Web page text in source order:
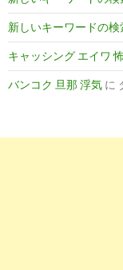
10 https://
函館市 | 電子
援金35万】
5 https://
新しいキーワードの
キャッシング エイワ
バンコク 旦那 浮気 に